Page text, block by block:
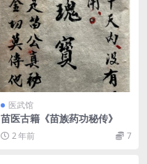
医武馆
苗医古籍《苗族药功秘传》
2 年前 7